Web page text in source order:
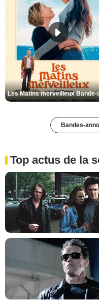
Bandes-
Top actus de la